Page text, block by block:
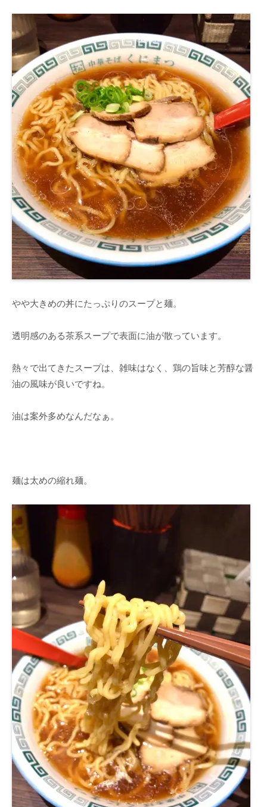
やや大きめの丼にたっぷりのスープと麺。
透明感のある茶系スープで表面に油が散っています。
熱々で出てきたスープは、雑味はなく、鶏の旨味と芳醇な醤
油の風味が良いですね。
油は案外多めなんだなぁ。
麺は太めの縮れ麺。